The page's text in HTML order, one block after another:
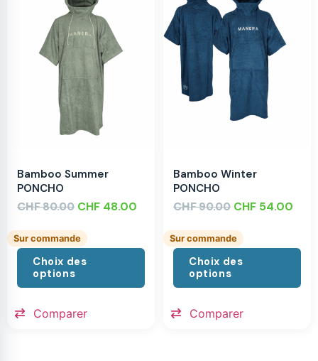
Bamboo Summer
PONCHO
CHF80.00 CHF 48.00
Sur commande
Choix des
options
Comparer
Bamboo Winter
PONCHO
CHF90.00 CHF 54.00
Sur commande
Choix des
options
Comparer